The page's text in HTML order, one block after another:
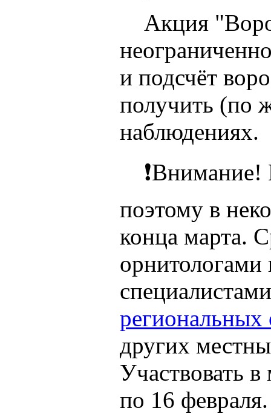
Акция
и подсчёт
получить (по
наблюдениях.
❗Внимание!
поэтому в
конца марта.
орнитологами
других
Участвовать
по 16 февраля.